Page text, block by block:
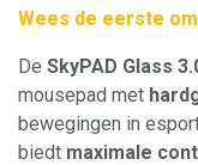
Wees de eerste
De SkyPAD Glass
mousepad met
bewegingen in
biedt maximale